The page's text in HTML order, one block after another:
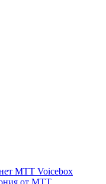
МТТ Voicebox
от МТТ